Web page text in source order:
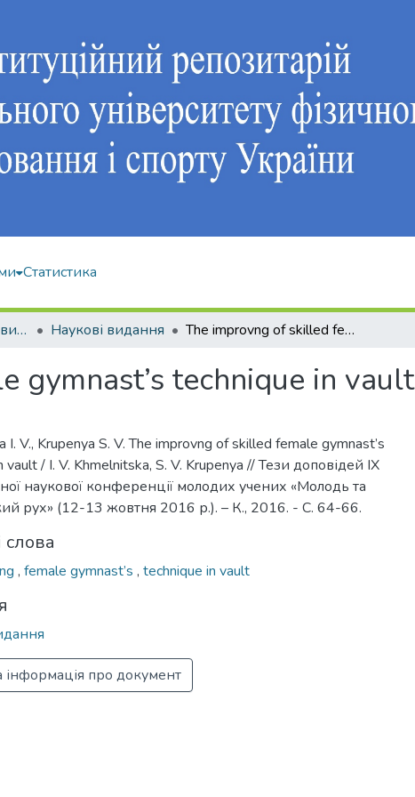
Статистика
Кафедра спортивних видів гімнастики Наукові видання The improvng of skilled female gymnast’s technique in vault
gymnast’s technique in vault
I. V., Krupenya S. V. The improvng of skilled female gymnast’s
vault / I. V. Khmelnitska, S. V. Krupenya // Тези доповідей IX
наукової конференції молодих учених «Молодь та
рух» (12-13 жовтня 2016 р.). – К., 2016. - С. 64-66.
, female gymnast’s , technique in vault
інформація про документ